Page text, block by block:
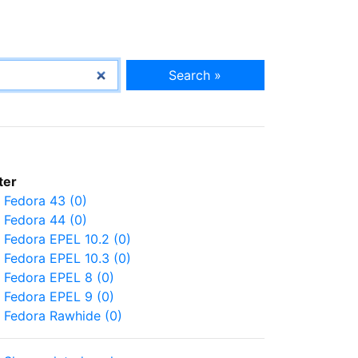
Search »
Fedora 43 (0)
Fedora 44 (0)
Fedora EPEL 10.2 (0)
Fedora EPEL 10.3 (0)
Fedora EPEL 8 (0)
Fedora EPEL 9 (0)
Fedora Rawhide (0)